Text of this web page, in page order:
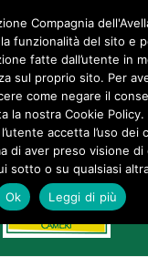
FacebookInstagramYouTube
Compagnia
funzionalità del sito e
fatte dall’utente in
sul proprio sito. Per
come negare il
la nostra Cookie
accetta l’uso dei
di aver preso visione di
sotto o su qualsiasi
Ok
Leggi di più